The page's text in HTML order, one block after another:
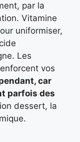
par la
Vitamine
uniformiser,
Les
vos
car
parfois des
dessert, la